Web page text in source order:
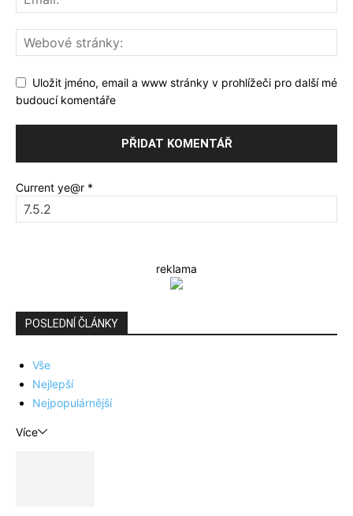
Uložit jméno, email a www stránky v prohlížeči pro další mé
budoucí komentáře
Current ye@r *
reklama
POSLEDNÍ ČLÁNKY
Vše
Nejlepší
Nejpopulárnější
Více